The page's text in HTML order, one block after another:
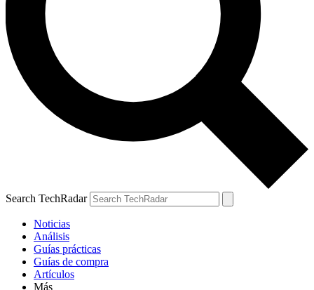
Search TechRadar
Noticias
Análisis
Guías prácticas
Guías de compra
Artículos
Más